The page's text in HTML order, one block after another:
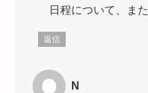
日程について、また
返信
N